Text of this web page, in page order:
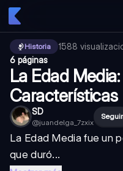
Historia 1588
6 páginas
La Edad
Características
SD
@juandelga_7zxix
Seguir
La Edad Media fue un
que duró...